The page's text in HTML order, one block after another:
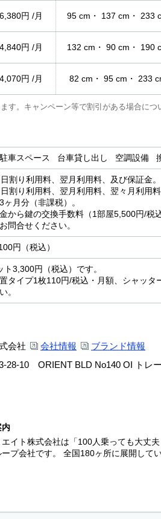
6,380円 /月 95 cm・ 137 cm・ 233
4,840円 /月 132 cm・ 90 cm・ 190
4,070円 /月 82 cm・ 95 cm・ 233
す。キャンペーン等で割引がある場合につ
車スペース 台車貸し出し 空調設備
割り利用料、翌月利用料、及び保証金。
割り利用料、翌月利用料、翌々月利用料
月分（非課税）。
から鍵の交換手数料（1部屋5,500円/税
問合せください。
円（税込）
3,300円（税込）です。
タイプ1枚110円/税込・月額、シャッ
。
会社 会社情報 ブランド情報
28-10 ORIENT BLD No140 OI トレ
内
イト株式会社は「100人乗っても大丈
プ会社です。 全国180ヶ所に展開して